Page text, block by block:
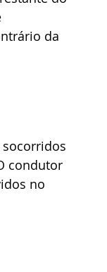
da
socorridos
condutor
no